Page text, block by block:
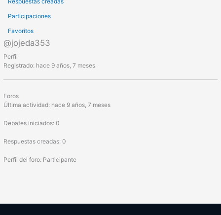
Participaciones
Favoritos
@jojeda353
Perfil
Registrado: hace 9 años, 7 meses
Foros
Última actividad: hace 9 años, 7 meses
Debates iniciados: 0
Respuestas creadas: 0
Perfil del foro: Participante